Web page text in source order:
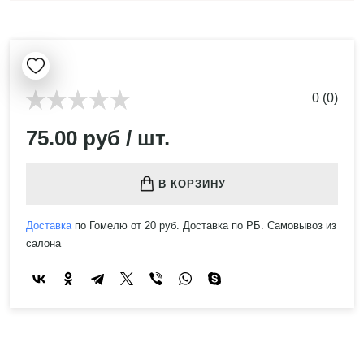
0 (0)
75.00 руб / шт.
В КОРЗИНУ
Доставкапо Гомелю от 20 руб. Доставка по РБ. Самовывоз из
салона